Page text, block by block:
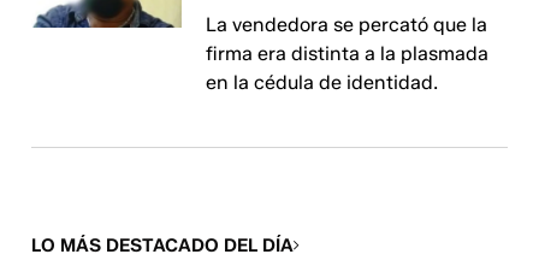
La vendedora se percató que la
firma era distinta a la plasmada
en la cédula de identidad.
LO MÁS DESTACADO DEL DÍA